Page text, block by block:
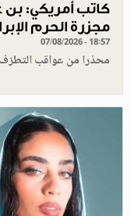
كاتب أمريكي: بن
مجزرة الحرم
07/08/2026 - 18:57
محذرا من عواقب التطرّف